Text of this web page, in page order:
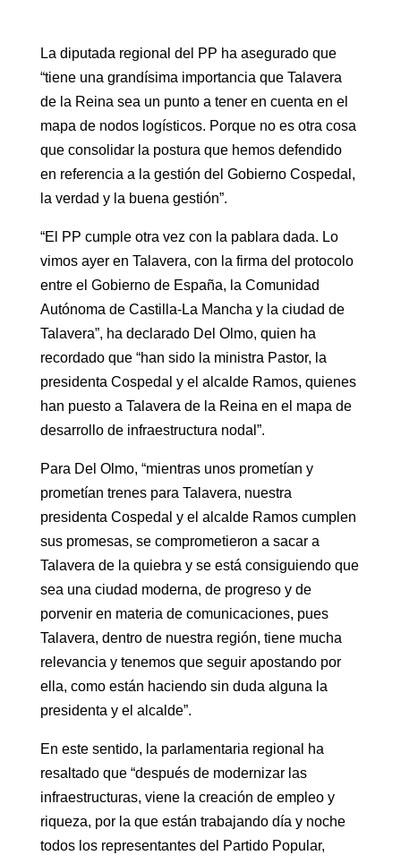
La diputada regional del PP ha asegurado que
“tiene una grandísima importancia que Talavera
de la Reina sea un punto a tener en cuenta en el
mapa de nodos logísticos. Porque no es otra cosa
que consolidar la postura que hemos defendido
en referencia a la gestión del Gobierno Cospedal,
la verdad y la buena gestión”.
“El PP cumple otra vez con la pablara dada. Lo
vimos ayer en Talavera, con la firma del protocolo
entre el Gobierno de España, la Comunidad
Autónoma de Castilla-La Mancha y la ciudad de
Talavera”, ha declarado Del Olmo, quien ha
recordado que “han sido la ministra Pastor, la
presidenta Cospedal y el alcalde Ramos, quienes
han puesto a Talavera de la Reina en el mapa de
desarrollo de infraestructura nodal”.
Para Del Olmo, “mientras unos prometían y
prometían trenes para Talavera, nuestra
presidenta Cospedal y el alcalde Ramos cumplen
sus promesas, se comprometieron a sacar a
Talavera de la quiebra y se está consiguiendo que
sea una ciudad moderna, de progreso y de
porvenir en materia de comunicaciones, pues
Talavera, dentro de nuestra región, tiene mucha
relevancia y tenemos que seguir apostando por
ella, como están haciendo sin duda alguna la
presidenta y el alcalde”.
En este sentido, la parlamentaria regional ha
resaltado que “después de modernizar las
infraestructuras, viene la creación de empleo y
riqueza, por la que están trabajando día y noche
todos los representantes del Partido Popular,